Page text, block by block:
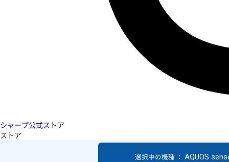
シャープ公式ストア
ストア
選択中の機種 ： AQUOS